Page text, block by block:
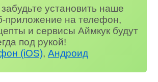
установить наше
приложение на телефон,
и сервисы Аймкук будут
под рукой!
(iOS),Андроид